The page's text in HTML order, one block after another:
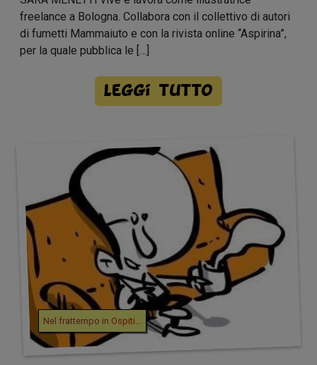
freelance a Bologna. Collabora con il collettivo di autori
di fumetti Mammaiuto e con la rivista online “Aspirina”,
per la quale pubblica le […]
Leggi tutto
Nel frattempo in Ospiti...